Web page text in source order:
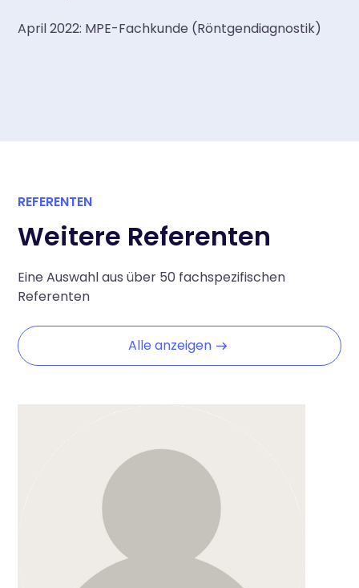
April 2022: MPE-Fachkunde (Röntgendiagnostik)
REFERENTEN
Weitere Referenten
Eine Auswahl aus über 50 fachspezifischen
Referenten
Alle anzeigen